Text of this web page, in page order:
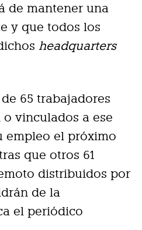
de mantener una
y que todos los
headquarters
65 trabajadores
vinculados a ese
empleo el próximo
que otros 61
distribuidos por
de la
el periódico